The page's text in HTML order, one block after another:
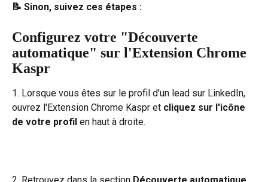
📝 Sinon, suivez ces étapes :
Configurez votre "Découverte
automatique" sur l'Extension Chrome
Kaspr
1. Lorsque vous êtes sur le profil d'un lead sur LinkedIn,
ouvrez l'Extension Chrome Kaspr et cliquez sur l'icône
de votre profil en haut à droite.